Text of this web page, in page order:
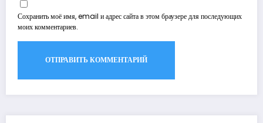
Сохранить моё имя, email и адрес сайта в этом браузере для последующих
моих комментариев.